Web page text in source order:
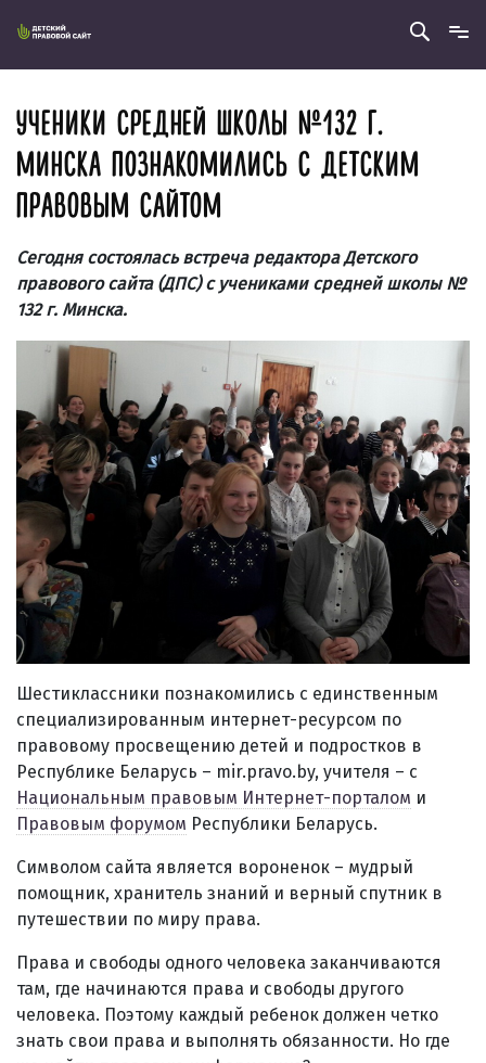
УЧЕНИКИ СРЕДНЕЙ ШКОЛЫ № 132 Г.
МИНСКА ПОЗНАКОМИЛИСЬ С ДЕТСКИМ
ПРАВОВЫМ САЙТОМ
Сегодня состоялась встреча редактора Детского
правового сайта (ДПС) с учениками средней школы №
132 г. Минска.
Шестиклассники познакомились с единственным
специализированным интернет-ресурсом по
правовому просвещению детей и подростков в
Республике Беларусь – mir.pravo.by, учителя – с
Национальным правовым Интернет-порталом и
Правовым форумом Республики Беларусь.
Символом сайта является вороненок – мудрый
помощник, хранитель знаний и верный спутник в
путешествии по миру права.
Права и свободы одного человека заканчиваются
там, где начинаются права и свободы другого
человека. Поэтому каждый ребенок должен четко
знать свои права и выполнять обязанности. Но где